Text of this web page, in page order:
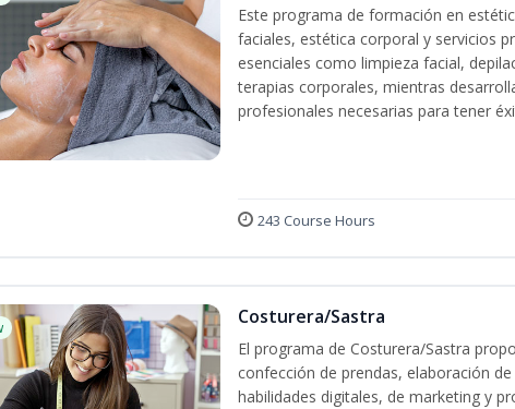
Este programa de formación en
faciales, estética corporal y servicios
esenciales como limpieza facial,
terapias corporales, mientras
profesionales necesarias para tener
243 Course Hours
Costurera/Sastra
El programa de Costurera/Sastra
confección de prendas, elaboración
habilidades digitales, de marketing y